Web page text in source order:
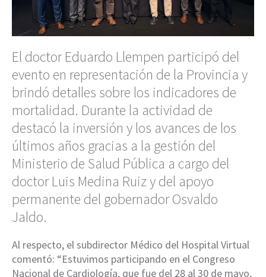
El doctor Eduardo Llempen participó del
evento en representación de la Provincia y
brindó detalles sobre los indicadores de
mortalidad. Durante la actividad de
destacó la inversión y los avances de los
últimos años gracias a la gestión del
Ministerio de Salud Pública a cargo del
doctor Luis Medina Ruiz y del apoyo
permanente del gobernador Osvaldo
Jaldo.
Al respecto, el subdirector Médico del Hospital Virtual
comentó: “Estuvimos participando en el Congreso
Nacional de Cardiología, que fue del 28 al 30 de mayo,